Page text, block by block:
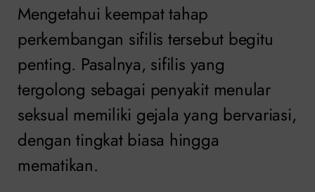
Mengetahui keempat tahap
perkembangan sifilis tersebut begitu
penting. Pasalnya, sifilis yang
tergolong sebagai penyakit menular
seksual memiliki gejala yang bervariasi,
dengan tingkat biasa hingga
mematikan.